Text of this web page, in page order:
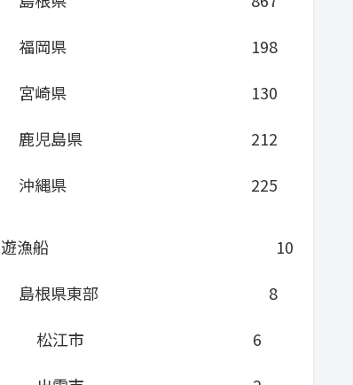
福岡県
198
宮崎県
130
鹿児島県
212
沖縄県
225
遊漁船
10
島根県東部
8
松江市
6